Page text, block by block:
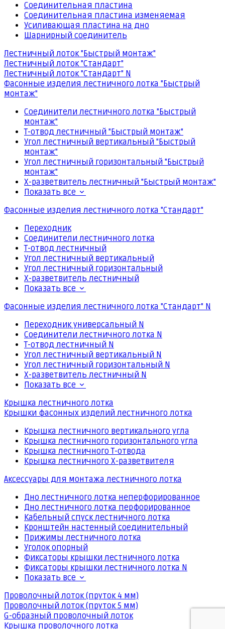
Соединительная пластина
Соединительная пластина изменяемая
Усиливающая пластина на дно
Шарнирный соединитель
Лестничный лоток "Быстрый монтаж"
Лестничный лоток "Стандарт"
Лестничный лоток "Стандарт" N
Фасонные изделия лестничного лотка "Быстрый
монтаж"
Соединители лестничного лотка "Быстрый
монтаж"
Т-отвод лестничный "Быстрый монтаж"
Угол лестничный вертикальный "Быстрый
монтаж"
Угол лестничный горизонтальный "Быстрый
монтаж"
Х-разветвитель лестничный "Быстрый монтаж"
Показать все
Фасонные изделия лестничного лотка "Стандарт"
Переходник
Соединители лестничного лотка
Т-отвод лестничный
Угол лестничный вертикальный
Угол лестничный горизонтальный
Х-разветвитель лестничный
Показать все
Фасонные изделия лестничного лотка "Стандарт" N
Переходник универсальный N
Соединители лестничного лотка N
Т-отвод лестничный N
Угол лестничный вертикальный N
Угол лестничный горизонтальный N
Х-разветвитель лестничный N
Показать все
Крышка лестничного лотка
Крышки фасонных изделий лестничного лотка
Крышка лестничного вертикального угла
Крышка лестничного горизонтального угла
Крышка лестничного Т-отвода
Крышка лестничного Х-разветвителя
Аксессуары для монтажа лестничного лотка
Дно лестничного лотка неперфорированное
Дно лестничного лотка перфорированное
Кабельный спуск лестничного лотка
Кронштейн настенный соединительный
Прижимы лестничного лотка
Уголок опорный
Фиксаторы крышки лестничного лотка
Фиксаторы крышки лестничного лотка N
Показать все
Проволочный лоток (пруток 4 мм)
Проволочный лоток (пруток 5 мм)
G-образный проволочный лоток
Крышка проволочного лотка